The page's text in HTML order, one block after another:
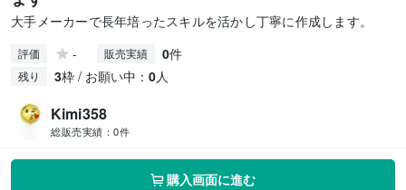
大手メーカーで長年培ったスキルを活かし丁寧に作成します。
評価 - 販売実績 0件
残り 3枠 / お願い中： 0人
Kimi358
総販売実績： 0件
購入画面に進む